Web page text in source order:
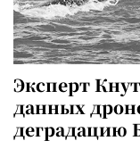
Эксперт
данных
деградацию